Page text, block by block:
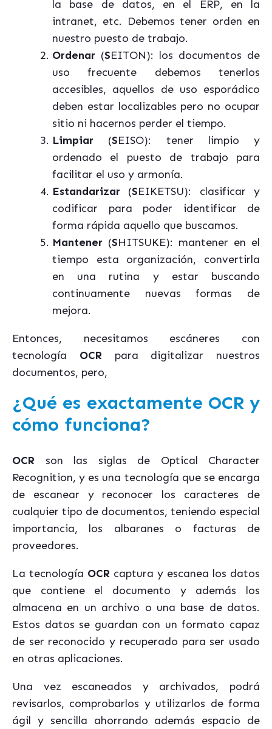
la base de datos, en el ERP, en la
intranet, etc. Debemos tener orden en
nuestro puesto de trabajo.
Ordenar (SEITON): los documentos de
uso frecuente debemos tenerlos
accesibles, aquellos de uso esporádico
deben estar localizables pero no ocupar
sitio ni hacernos perder el tiempo.
Limpiar (SEISO): tener limpio y
ordenado el puesto de trabajo para
facilitar el uso y armonía.
Estandarizar (SEIKETSU): clasificar y
codificar para poder identificar de
forma rápida aquello que buscamos.
Mantener (SHITSUKE): mantener en el
tiempo esta organización, convertirla
en una rutina y estar buscando
continuamente nuevas formas de
mejora.
Entonces, necesitamos escáneres con
tecnología OCR para digitalizar nuestros
documentos, pero,
¿Qué es exactamente OCR y
cómo funciona?
OCR son las siglas de Optical Character
Recognition, y es una tecnología que se encarga
de escanear y reconocer los caracteres de
cualquier tipo de documentos, teniendo especial
importancia, los albaranes o facturas de
proveedores.
La tecnología OCR captura y escanea los datos
que contiene el documento y además los
almacena en un archivo o una base de datos.
Estos datos se guardan con un formato capaz
de ser reconocido y recuperado para ser usado
en otras aplicaciones.
Una vez escaneados y archivados, podrá
revisarlos, comprobarlos y utilizarlos de forma
ágil y sencilla ahorrando además espacio de